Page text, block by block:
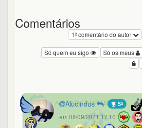
Comentários
1º comentário do autor
Só os meus
Só quem eu sigo
Alucindus 5º
em 08/09/2021 17:10